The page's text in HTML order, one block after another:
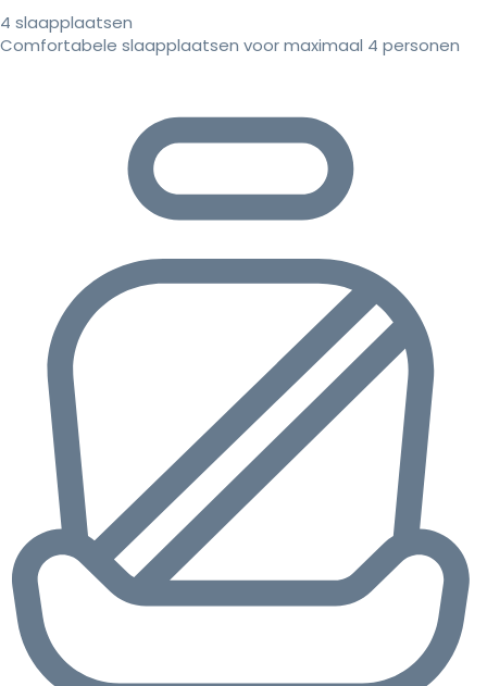
4 slaapplaatsen
Comfortabele slaapplaatsen voor maximaal 4 personen